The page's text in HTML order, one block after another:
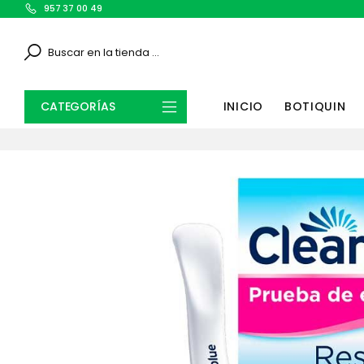
957 37 00 49
CATEGORÍAS INICIO BOTIQUIN